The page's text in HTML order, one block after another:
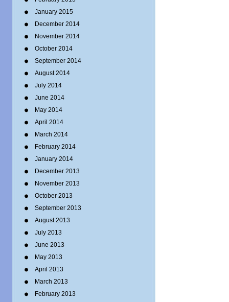
January 2015
December 2014
November 2014
October 2014
September 2014
August 2014
July 2014
June 2014
May 2014
April 2014
March 2014
February 2014
January 2014
December 2013
November 2013
October 2013
September 2013
August 2013
July 2013
June 2013
May 2013
April 2013
March 2013
February 2013